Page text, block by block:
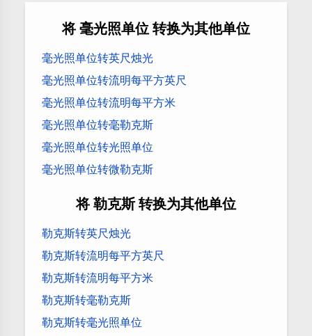
将 毫光照单位 转换为其他单位
毫光照单位转英尺烛光
毫光照单位转流明每平方英尺
毫光照单位转流明每平方米
毫光照单位转毫勒克斯
毫光照单位转光照单位
毫光照单位转微勒克斯
将 勒克斯 转换为其他单位
勒克斯转英尺烛光
勒克斯转流明每平方英尺
勒克斯转流明每平方米
勒克斯转毫勒克斯
勒克斯转毫光照单位